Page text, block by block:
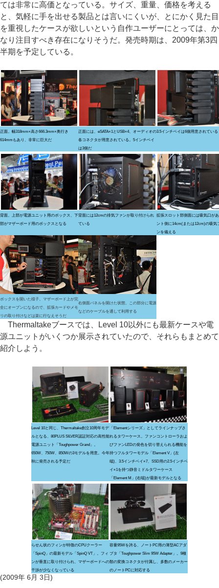
ては非常に高価となっている。サイズ、重量、価格を考える
と、気軽に手を出せる製品とは言いにくいが、とにかく見た目
を重視したケースが欲しいという自作ユーザーにとっては、か
なり注目すべき存在になりそうだ。発売時期は、2009年第3四
半期を予定している。
正面。幅318mm×高さ666.3mm×奥行き
614mmもあり、非常に巨大だ
正面には、eSATA×1とUSB×4、オーディオの
各コネクタが用意されている。5インチベイ
は3個だ
3.5インチベイは6個用意されている
背面。上部が電源ユニット用のボックス、下
部がマザーボード用のボックスとなる
背面には12cmの排気ファンが取り付けられ
ている
拡張スロット部側面には吸気口が
ント側に14cm(または12cm)の吸気
ンを備える
ボックスを開いた様子。マザーボード上が完
全にオープンになるので、拡張カードやメモ
リの取り付けなどは楽に行なえそうだ
右側面パネルを開けた状態。この部分に電源
などのケーブルを通して利用する
Thermaltakeブースでは、Level 10以外にも最新ケースや電
源ユニットがいくつか展示されていたので、それらもまとめて
紹介しよう。
Level 10と同じ、Thermaltake創立10周年モデ
ルとなる、80PLUS SILVER認証対応の高性能
電源ユニット「Toughpower Grand」。
650W、750W、850Wの3モデルを用意。今年
秋に発売される予定だ
「Elementシリーズ」としてラインナップさ
れるタワーケース。ファンコントローラおよ
びファンLEDの発色を切り替えられる機能を
持つフルタワーモデル「Element V」(左
端)、3.5インチベイ×7、SSD用の2.5インチベ
イ×1を持つ静音ミドルタワーケース
「Element M」(右端)が最新モデルとなる
らせん状のフィンが特徴のCPUクーラー
「SpinQ」の最新モデル「SpinQ VT」。フィ
ンが垂直に取り付けられ、マザーボードへの
干渉が少なくなっている
容量95Wを誇る、ノートPC用の薄型ACアダ
プタ「Toughpower Slim 95W Adapter」。9種
類の変換コネクタが付属し、多数のメーカー
のノートPCに対応する
(2009年 6月 3日)